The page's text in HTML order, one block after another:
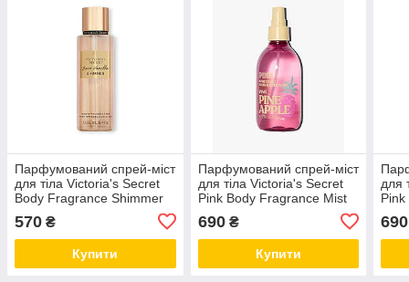
Парфумований спрей-міст
для тіла Victoria's Secret
Body Fragrance Shimmer
Mist аромат Bare Vanilla,
250 мл
570 ₴
Купити
Парфумований спрей-міст
для тіла Victoria's Secret
Pink Body Fragrance Mist
аромат Pineapple, 236 мл
690₴
Купити
для
236
690